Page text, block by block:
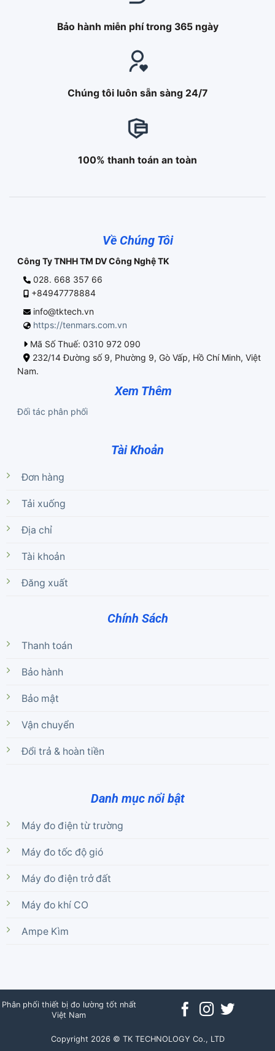
Bảo hành miễn phí trong 365 ngày
Chúng tôi luôn sẵn sàng 24/7
100% thanh toán an toàn
Về Chúng Tôi
Công Ty TNHH TM DV Công Nghệ TK
028. 668 357 66
+84947778884
info@tktech.vn
https://tenmars.com.vn
Mã Số Thuế: 0310 972 090
232/14 Đường số 9, Phường 9, Gò Vấp, Hồ Chí Minh, Việt
Nam.
Xem Thêm
Đối tác phân phối
Tài Khoản
Đơn hàng
Tải xuống
Địa chỉ
Tài khoản
Đăng xuất
Chính Sách
Thanh toán
Bảo hành
Bảo mật
Vận chuyển
Đổi trả & hoàn tiền
Danh mục nổi bật
Máy đo điện từ trường
Máy đo tốc độ gió
Máy đo điện trở đất
Máy đo khí CO
Ampe Kìm
Copyright 2026 © TK TECHNOLOGY Co., LTD
Phân phối thiết bị đo lường tốt nhất
Việt Nam